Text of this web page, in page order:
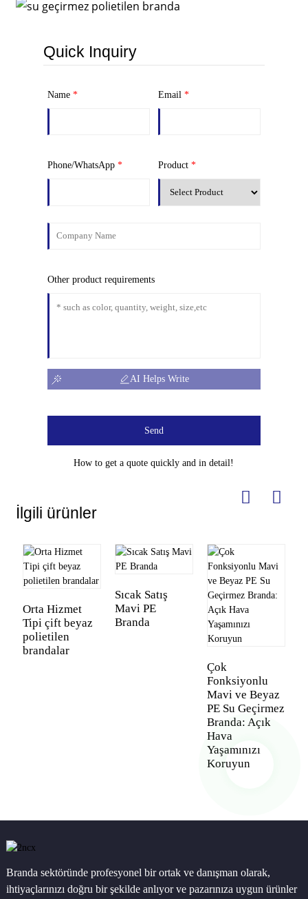
Quick Inquiry
Name * Email *
Phone/WhatsApp * Product *
Other product requirements
AI Helps Write
Send
How to get a quote quickly and in detail!
İlgili ürünler
Orta Hizmet
Tipi çift beyaz
polietilen
brandalar
Sıcak Satış
Mavi PE
Branda
Çok
Fonksiyonlu
Mavi ve Beyaz
PE Su Geçirmez
Branda: Açık
Hava
Yaşamınızı
Koruyun
Branda sektöründe profesyonel bir ortak ve danışman olarak,
ihtiyaçlarınızı doğru bir şekilde anlıyor ve pazarınıza uygun ürünler